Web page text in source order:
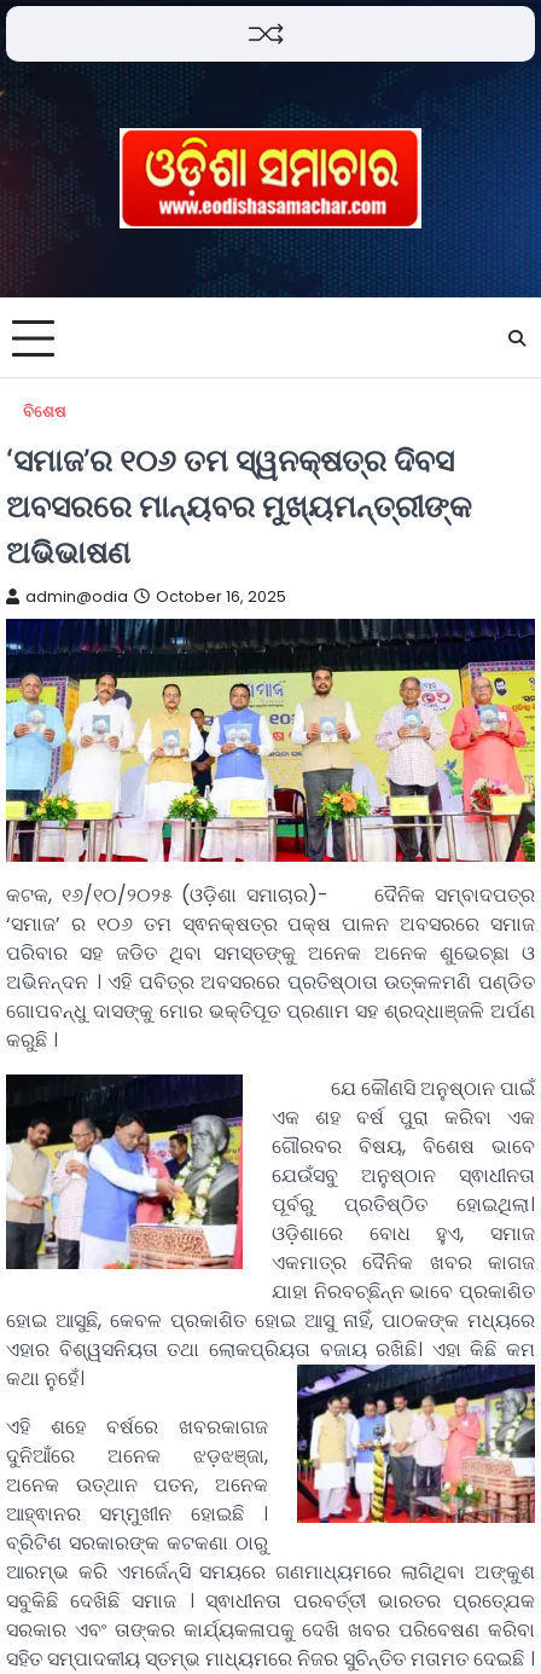
ବିଶେଷ
‘ସମାଜ’ର ୧୦୬ ତମ ସ୍ୱନକ୍ଷତ୍ର ଦିବସ
ଅବସରରେ ମାନ୍ୟବର ମୁଖ୍ୟମନ୍ତ୍ରୀଙ୍କ
ଅଭିଭାଷଣ
admin@odia October 16, 2025
କଟକ, ୧୬/୧୦/୨୦୨୫ (ଓଡ଼ିଶା ସମାଚାର)- ଦୈନିକ ସମ୍ବାଦପତ୍ର
‘ସମାଜ’ ର ୧୦୬ ତମ ସ୍ଵନକ୍ଷତ୍ର ପକ୍ଷ ପାଳନ ଅବସରରେ ସମାଜ
ପରିବାର ସହ ଜଡିତ ଥିବା ସମସ୍ତଙ୍କୁ ଅନେକ ଅନେକ ଶୁଭେଚ୍ଛା ଓ
ଅଭିନନ୍ଦନ । ଏହି ପବିତ୍ର ଅବସରରେ ପ୍ରତିଷ୍ଠାତା ଉତ୍କଳମଣି ପଣ୍ଡିତ
ଗୋପବନ୍ଧୁ ଦାସଙ୍କୁ ମୋର ଭକ୍ତିପୂତ ପ୍ରଣାମ ସହ ଶ୍ରଦ୍ଧାଞ୍ଜଳି ଅର୍ପଣ
କରୁଛି ।
ଯେ କୌଣସି ଅନୁଷ୍ଠାନ ପାଇଁ
ଏକ ଶହ ବର୍ଷ ପୁରା କରିବା ଏକ
ଗୌରବର ବିଷୟ, ବିଶେଷ ଭାବେ
ଯେଉଁସବୁ ଅନୁଷ୍ଠାନ ସ୍ଵାଧୀନତା
ପୂର୍ବରୁ ପ୍ରତିଷ୍ଠିତ ହୋଇଥିଲା।
ଓଡ଼ିଶାରେ ବୋଧ ହୁଏ, ସମାଜ
ଏକମାତ୍ର ଦୈନିକ ଖବର କାଗଜ
ଯାହା ନିରବଚ୍ଛିନ୍ନ ଭାବେ ପ୍ରକାଶିତ
ହୋଇ ଆସୁଛି, କେବଳ ପ୍ରକାଶିତ ହୋଇ ଆସୁ ନାହିଁ, ପାଠକଙ୍କ ମଧ୍ୟରେ
ଏହାର ବିଶ୍ୱସନିୟତା ତଥା ଲୋକପ୍ରିୟତା ବଜାୟ ରଖିଛି। ଏହା କିଛି କମ
କଥା ନୁହେଁ।
ଏହି ଶହେ ବର୍ଷରେ ଖବରକାଗଜ
ଦୁନିଆଁରେ ଅନେକ ଝଡ଼ଝଞ୍ଜା,
ଅନେକ ଉତ୍ଥାନ ପତନ, ଅନେକ
ଆହ୍ଵାନର ସମ୍ମୁଖୀନ ହୋଇଛି ।
ବ୍ରିଟିଶ ସରକାରଙ୍କ କଟକଣା ଠାରୁ
ଆରମ୍ଭ କରି ଏମର୍ଜେନ୍ସି ସମୟରେ ଗଣମାଧ୍ୟମରେ ଲାଗିଥିବା ଅଙ୍କୁଶ
ସବୁକିଛି ଦେଖିଛି ସମାଜ । ସ୍ଵାଧୀନତା ପରବର୍ତ୍ତୀ ଭାରତର ପ୍ରତ୍ଯେକ
ସରକାର ଏବଂ ତାଙ୍କର କାର୍ଯ୍ୟକଳାପକୁ ଦେଖି ଖବର ପରିବେଷଣ କରିବା
ସହିତ ସମ୍ପାଦକୀୟ ସ୍ତମ୍ଭ ମାଧ୍ୟମରେ ନିଜର ସୁଚିନ୍ତିତ ମତାମତ ଦେଇଛି ।